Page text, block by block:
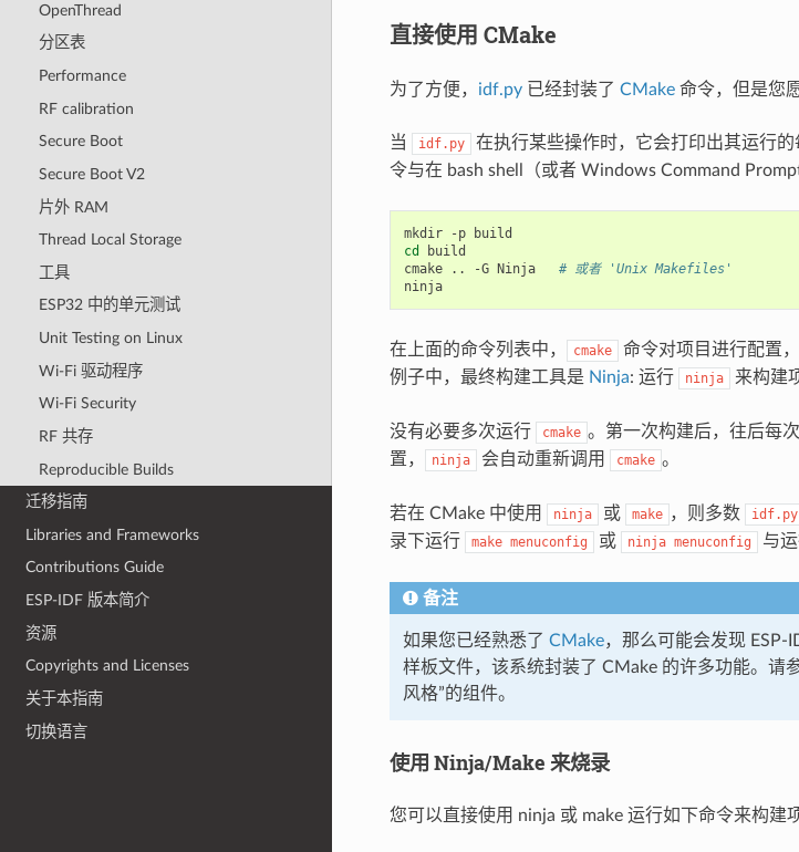
OpenThread
分区表
Performance
RF calibration
Secure Boot
Secure Boot V2
片外 RAM
Thread Local Storage
工具
ESP32 中的单元测试
Unit Testing on Linux
Wi-Fi 驱动程序
Wi-Fi Security
RF 共存
Reproducible Builds
迁移指南
Libraries and Frameworks
Contributions Guide
ESP-IDF 版本简介
资源
Copyrights and Licenses
关于本指南
切换语言
直接使用 CMake
为了方便， idf.py已经封装了 CMake命令，但是您
当 idf.py 在执行某些操作时，它会打印出其运行
令与在 bash shell（或者 Windows Command
mkdir -p
cd
build
cmake
.. -G Ninja
# 或者 'Unix Makefiles'
ninja
在上面的命令列表中， cmake
命令对项目进行配置
例子中，最终构建工具是 Ninja: 运行 ninja 来构建
没有必要多次运行 cmake 。第一次构建后，往后每
置，
ninja 会自动重新调用 cmake 。
若在 CMake 中使用 ninja 或 make ，则多数 idf.py
录下运行
make menuconfig 或 ninja menuconfig 与
备注
如果您已经熟悉了 CMake，那么可能会发现 ESP-
样板文件，该系统封装了 CMake 的许多功能。请
风格”的组件。
使用 Ninja/Make 来烧录
您可以直接使用 ninja 或 make 运行如下命令来构建